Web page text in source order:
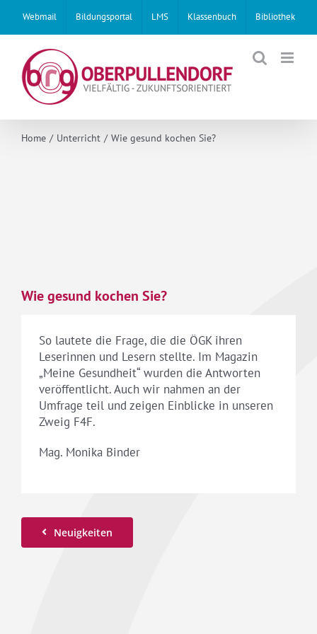
content
Webmail Bildungsportal LMS Klassenbuch Bibliothek
Home Unterricht Wie gesund kochen Sie?
Wie gesund kochen Sie?
So lautete die Frage, die die ÖGK ihren
Leserinnen und Lesern stellte. Im Magazin
„Meine Gesundheit“ wurden die Antworten
veröffentlicht. Auch wir nahmen an der
Umfrage teil und zeigen Einblicke in unseren
Zweig F4F.
Mag. Monika Binder
Neuigkeiten